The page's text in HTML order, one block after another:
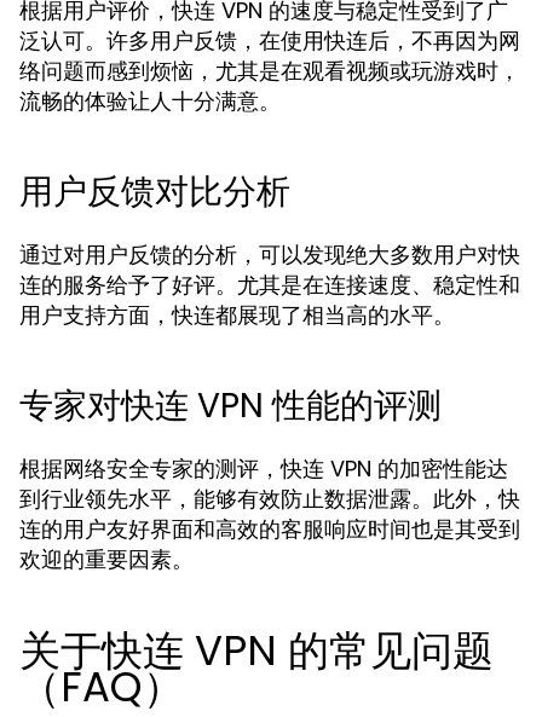
根据用户评价，快连 VPN 的速度与稳定性受到了广
泛认可。许多用户反馈，在使用快连后，不再因为网
络问题而感到烦恼，尤其是在观看视频或玩游戏时，
流畅的体验让人十分满意。
用户反馈对比分析
通过对用户反馈的分析，可以发现绝大多数用户对快
连的服务给予了好评。尤其是在连接速度、稳定性和
用户支持方面，快连都展现了相当高的水平。
专家对快连 VPN 性能的评测
根据网络安全专家的测评，快连 VPN 的加密性能达
到行业领先水平，能够有效防止数据泄露。此外，快
连的用户友好界面和高效的客服响应时间也是其受到
欢迎的重要因素。
关于快连 VPN 的常见问题
（FAQ）